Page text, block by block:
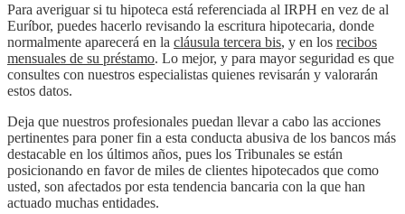
Para averiguar si tu hipoteca está referenciada al IRPH en vez de al
Euríbor, puedes hacerlo revisando la escritura hipotecaria, donde
normalmente aparecerá en la cláusula tercera bis, y en los recibos
mensuales de su préstamo. Lo mejor, y para mayor seguridad es que
consultes con nuestros especialistas quienes revisarán y valorarán
estos datos.
Deja que nuestros profesionales puedan llevar a cabo las acciones
pertinentes para poner fin a esta conducta abusiva de los bancos más
destacable en los últimos años, pues los Tribunales se están
posicionando en favor de miles de clientes hipotecados que como
usted, son afectados por esta tendencia bancaria con la que han
actuado muchas entidades.